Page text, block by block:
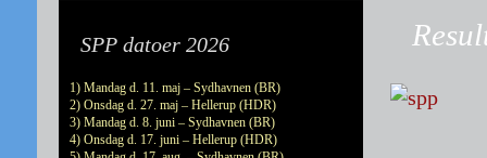
SPP datoer 2026
1) Mandag d. 11. maj – Sydhavnen (BR)
2) Onsdag d. 27. maj – Hellerup (HDR)
3) Mandag d. 8. juni – Sydhavnen (BR)
4) Onsdag d. 17. juni – Hellerup (HDR)